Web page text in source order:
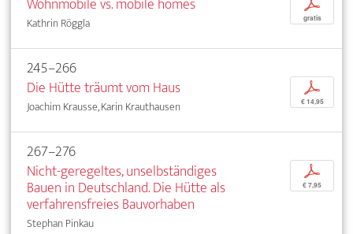
Kathrin Röggla
p
gratis
245–266
Die Hütte träumt vom Haus
Joachim Krausse, Karin Krauthausen
p
€ 14,95
267–276
Nicht-geregeltes, unselbständiges
Bauen in Deutschland. Die Hütte als
verfahrensfreies Bauvorhaben
Stephan Pinkau
p
€ 7,95